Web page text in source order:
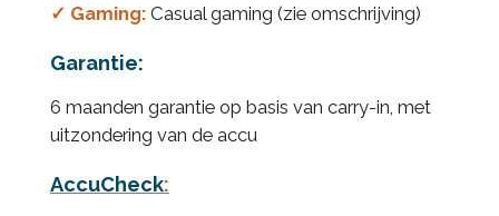
✓ Gaming:Casual gaming (zie omschrijving)
Garantie:
6 maanden garantie op basis van carry-in, met
uitzondering van de accu
AccuCheck: